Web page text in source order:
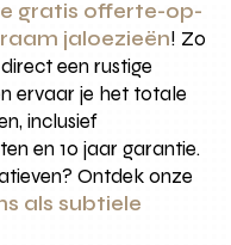
gratis offerte-op-
jaloezieën! Zo
een rustige
ervaar je het totale
inclusief
en 10 jaar garantie.
Ontdek onze
als subtiele